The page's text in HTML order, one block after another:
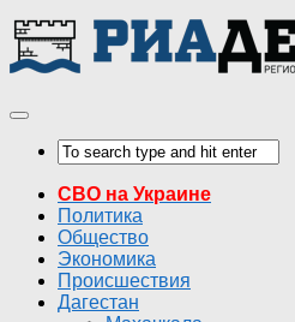
СВО на Украине
Политика
Общество
Экономика
Происшествия
Дагестан